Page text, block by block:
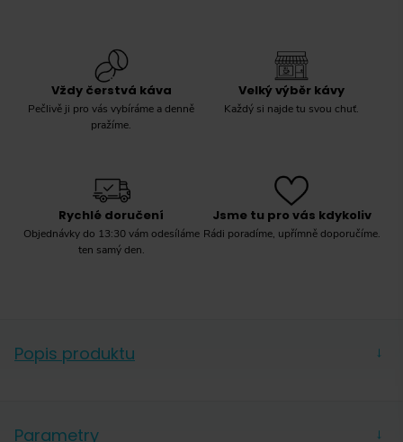
Vždy čerstvá káva
Pečlivě ji pro vás vybíráme a denně
pražíme.
Velký výběr kávy
Každý si najde tu svou chuť.
Rychlé doručení
Objednávky do 13:30 vám odesíláme
ten samý den.
Jsme tu pro vás kdykoliv
Rádi poradíme, upřímně doporučíme.
Popis produktu →
Parametry →